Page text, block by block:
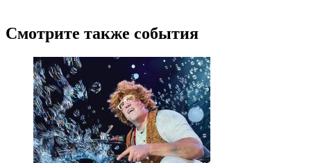
Смотрите также события